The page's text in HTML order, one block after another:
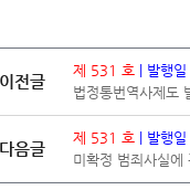
이전글
제 531 호 | 발행
법정통번역사제도
다음글
제 531 호 | 발행
미확정 범죄사실